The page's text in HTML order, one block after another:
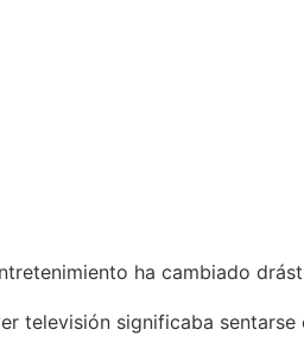
ha cambiado
televisión significaba